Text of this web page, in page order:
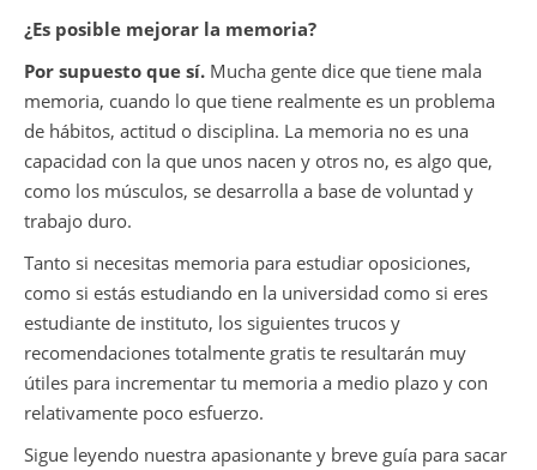
¿Es posible mejorar la memoria?
Por supuesto que sí. Mucha gente dice que tiene mala
memoria, cuando lo que tiene realmente es un problema
de hábitos, actitud o disciplina. La memoria no es una
capacidad con la que unos nacen y otros no, es algo que,
como los músculos, se desarrolla a base de voluntad y
trabajo duro.
Tanto si necesitas memoria para estudiar oposiciones,
como si estás estudiando en la universidad como si eres
estudiante de instituto, los siguientes trucos y
recomendaciones totalmente gratis te resultarán muy
útiles para incrementar tu memoria a medio plazo y con
relativamente poco esfuerzo.
Sigue leyendo nuestra apasionante y breve guía para sacar